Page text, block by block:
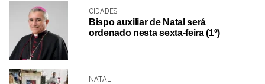
CIDADES
Bispo auxiliar de Natal será
ordenado nesta sexta-feira (1º)
NATAL